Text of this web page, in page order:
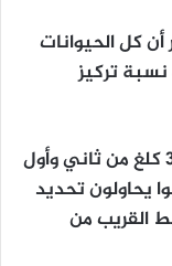
كل الحيوانات
تركيز
وإذ أكد العلماء أن الكهف ينتج حوالى 30 كلغ من ثاني وأول
يحاولون تحديد
القريب من